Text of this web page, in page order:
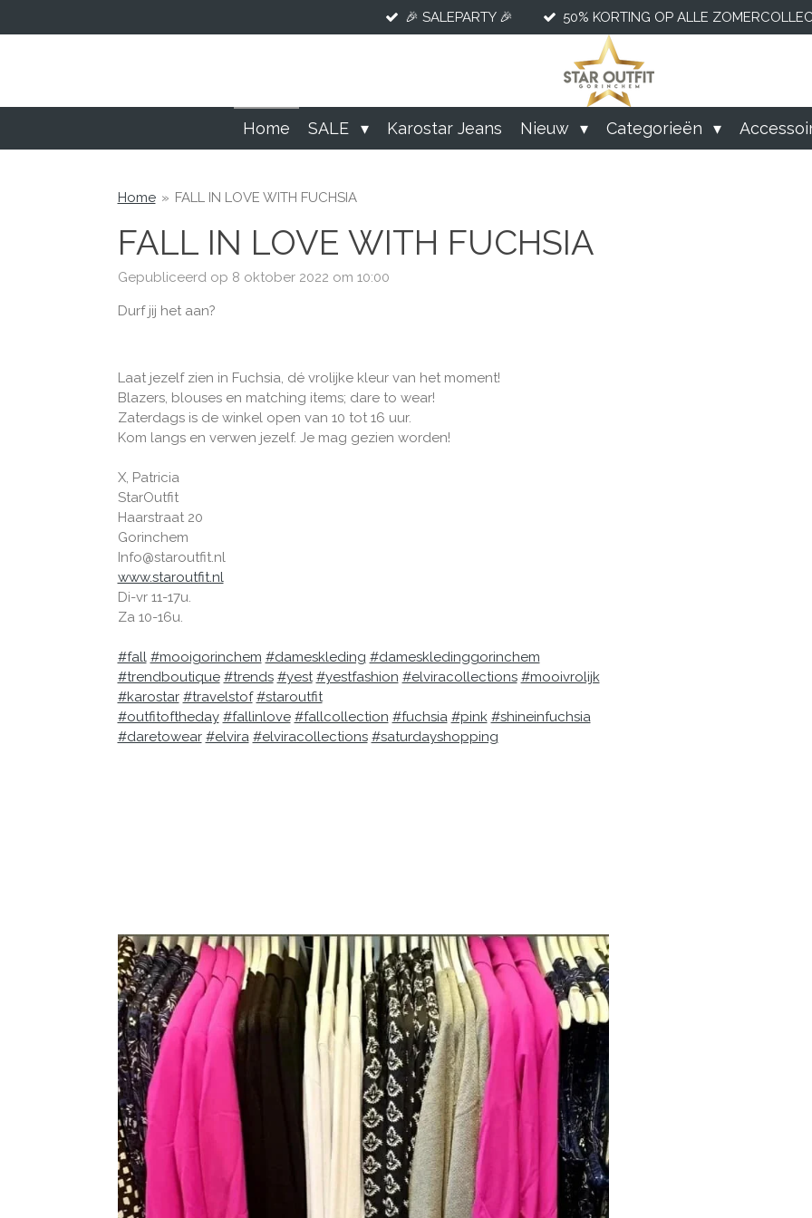
direct
🎉 SALEPARTY 🎉 50% KORTING OP ALLE
Home SALE Karostar Jeans Nieuw Categorieën
Home » FALL IN LOVE WITH FUCHSIA
FALL IN LOVE WITH FUCHSIA
Gepubliceerd op 8 oktober 2022 om 10:00
Durf jij het aan?
Laat jezelf zien in Fuchsia, dé vrolijke kleur van het moment!
Blazers, blouses en matching items; dare to wear!
Zaterdags is de winkel open van 10 tot 16 uur.
Kom langs en verwen jezelf. Je mag gezien worden!
X, Patricia
StarOutfit
Haarstraat 20
Gorinchem
Info@staroutfit.nl
www.staroutfit.nl
Di-vr 11-17u.
Za 10-16u.
#fall #mooigorinchem #dameskleding #dameskledinggorinchem
#trendboutique #trends #yest #yestfashion #elviracollections #mooivrolijk
#karostar #travelstof #staroutfit
#outfitoftheday #fallinlove #fallcollection #fuchsia #pink #shineinfuchsia
#daretowear #elvira #elviracollections #saturdayshopping